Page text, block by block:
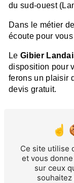
du sud-ouest
Dans le métier
écoute pour
Le Gibier
disposition pour
ferons un plaisir
devis gratuit.
Gibier de
Ce site utilise
et vous
sur ceux